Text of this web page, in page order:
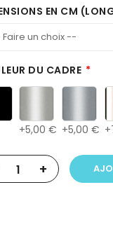
EN CM
DU CADRE
5,00 € 5,00 €
+